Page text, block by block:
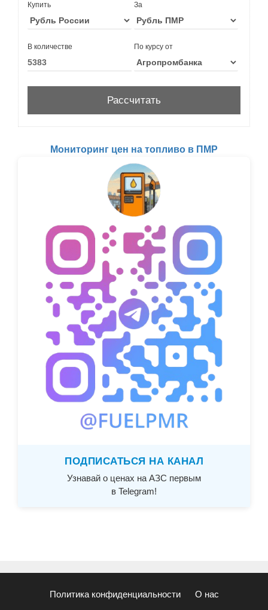
Купить За
В количестве По курсу от
Мониторинг цен на топливо в ПМР
ПОДПИСАТЬСЯ НА КАНАЛ
Узнавай о ценах на АЗС первым
в Telegram!
Политика конфиденциальности О нас